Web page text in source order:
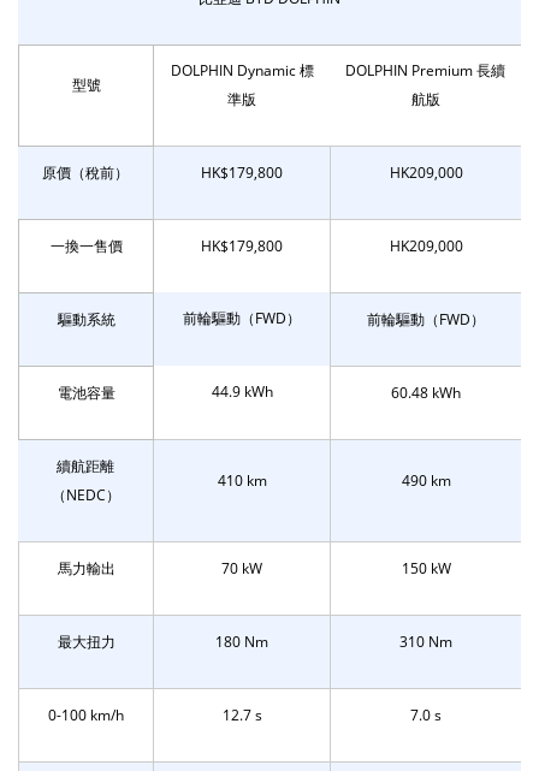
型號
DOLPHIN Dynamic 標
準版
DOLPHIN Premium 長續
航版
原價（稅前） HK$179,800 HK209,000
一換一售價 HK$179,800 HK209,000
驅動系統 前輪驅動（FWD） 前輪驅動（FWD）
電池容量 44.9 kWh 60.48 kWh
續航距離
（NEDC）
410 km 490 km
馬力輸出 70 kW 150 kW
最大扭力 180 Nm 310 Nm
0-100 km/h 12.7 s 7.0 s